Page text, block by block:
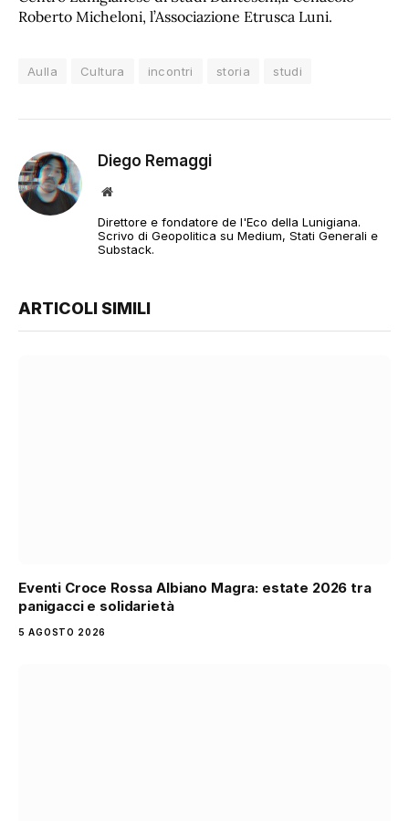
Roberto Micheloni, l’Associazione Etrusca Luni.
Aulla Cultura incontri storia studi
Diego Remaggi
Sito
Direttore e fondatore de l'Eco della Lunigiana.
Scrivo di Geopolitica su Medium, Stati Generali e
Substack.
ARTICOLI SIMILI
Eventi Croce Rossa Albiano Magra: estate 2026 tra
panigacci e solidarietà
5 AGOSTO 2026